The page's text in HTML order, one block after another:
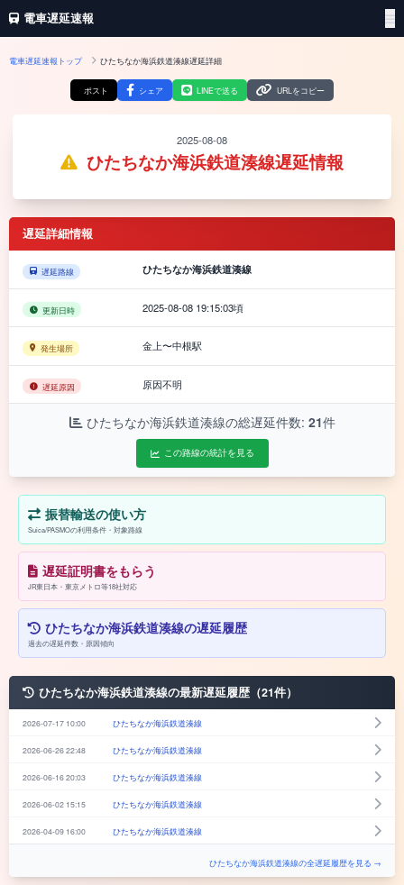
電車遅延速報
電車遅延速報トップ ひたちなか海浜鉄道湊線遅延詳細
ポスト シェア LINEで送る URLをコピー
2025-08-08
ひたちなか海浜鉄道湊線遅延情報
遅延詳細情報
遅延路線 ひたちなか海浜鉄道湊線
更新日時 2025-08-08 19:15:03頃
発生場所 金上〜中根駅
遅延原因 原因不明
ひたちなか海浜鉄道湊線の総遅延件数: 21件
この路線の統計を見る
振替輸送の使い方
Suica/PASMOの利用条件・対象路線
遅延証明書をもらう
JR東日本・東京メトロ等18社対応
ひたちなか海浜鉄道湊線の遅延履歴
過去の遅延件数・原因傾向
ひたちなか海浜鉄道湊線の最新遅延履歴（21件）
2026-07-17 10:00 ひたちなか海浜鉄道湊線
2026-06-26 22:48 ひたちなか海浜鉄道湊線
2026-06-16 20:03 ひたちなか海浜鉄道湊線
2026-06-02 15:15 ひたちなか海浜鉄道湊線
2026-04-09 16:00 ひたちなか海浜鉄道湊線
ひたちなか海浜鉄道湊線の全遅延履歴を見る →